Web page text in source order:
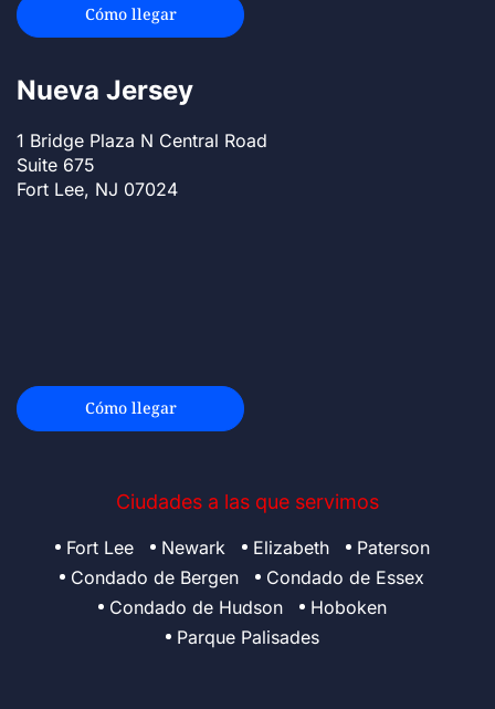
Cómo llegar
Nueva Jersey
1 Bridge Plaza N Central Road
Suite 675
Fort Lee, NJ 07024
Cómo llegar
Ciudades a las que servimos
Fort Lee Newark Elizabeth
Paterson
Condado de Bergen
Condado de Essex
Condado de Hudson
Hoboken
Parque Palisades